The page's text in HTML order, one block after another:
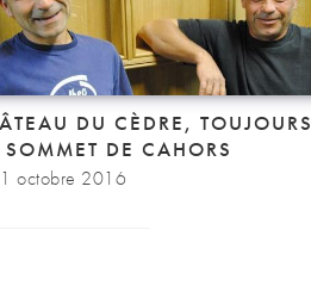
DU CÈDRE, TOUJOURS
DE CAHORS
octobre 2016